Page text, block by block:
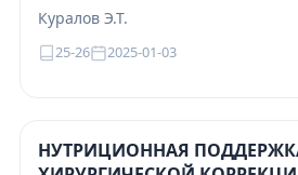
Куралов Э.Т.
25-26 2025-01-03
НУТРИЦИОННАЯ